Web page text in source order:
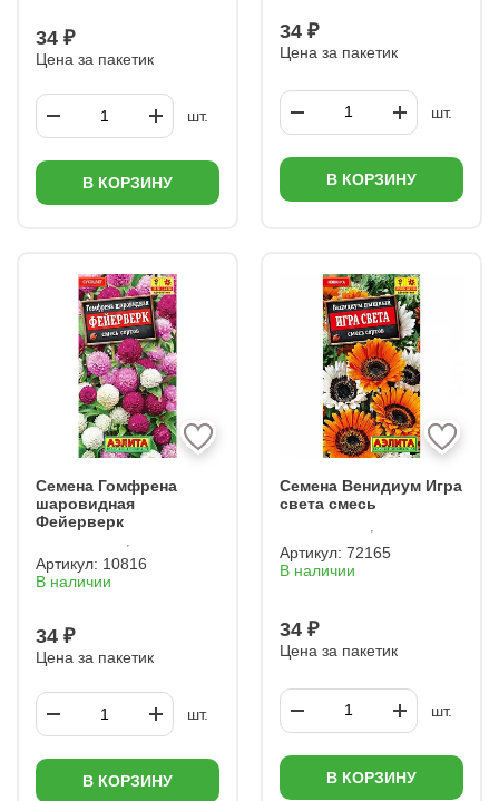
34 ₽
Цена за пакетик
шт.
В КОРЗИНУ
34 ₽
Цена за пакетик
шт.
В КОРЗИНУ
Семена Гомфрена
шаровидная
Фейерверк
Артикул: 10816
В наличии
34 ₽
Цена за пакетик
шт.
В КОРЗИНУ
Семена Венидиум Игра
света смесь
Артикул: 72165
В наличии
34 ₽
Цена за пакетик
шт.
В КОРЗИНУ